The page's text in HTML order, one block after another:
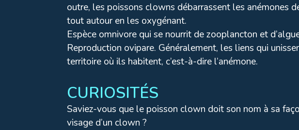
outre, les poissons clowns débarrassent les anémones
tout autour en les oxygénant.
Espèce omnivore qui se nourrit de zooplancton et
Reproduction ovipare. Généralement, les liens qui
territoire où ils habitent, c’est-à-dire l’anémone.
CURIOSITÉS
Saviez-vous que le poisson clown doit son nom à sa
visage d’un clown ?